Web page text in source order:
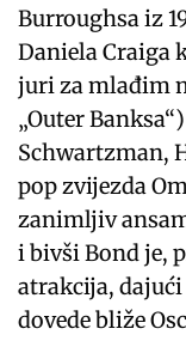
Burroughsa iz
Daniela Craiga
juri za mlađim
„Outer
Schwartzman,
pop zvijezda
zanimljiv
i bivši Bond je,
atrakcija, dajući
dovede bliže